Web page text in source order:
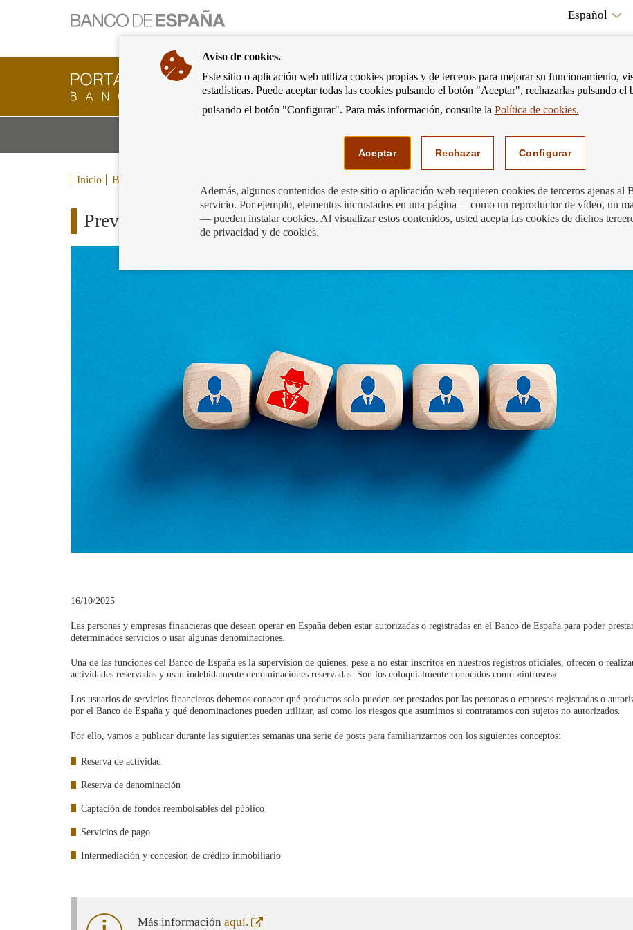
Ir
a
página
de
inicio
del
Español
Cliente
Bancario
Banco
ir
a
Podemos ayudarte Mostrar
menú
Inicio Blog
Prevención y lucha contra el intrusismo financiero
16/10/2025
Las personas y empresas financieras que desean operar en España deben estar autorizadas o registradas en el Banco de España para poder
determinados servicios o usar algunas denominaciones.
Una de las funciones del Banco de España es la supervisión de quienes, pese a no estar inscritos en nuestros registros oficiales, ofrecen o
actividades reservadas y usan indebidamente denominaciones reservadas. Son los coloquialmente conocidos como «intrusos».
Los usuarios de servicios financieros debemos conocer qué productos solo pueden ser prestados por las personas o empresas registradas o
por el Banco de España y qué denominaciones pueden utilizar, así como los riesgos que asumimos si contratamos con sujetos no autorizados.
Por ello, vamos a publicar durante las siguientes semanas una serie de posts para familiarizarnos con los siguientes conceptos:
Reserva de actividad
Reserva de denominación
Captación de fondos reembolsables del público
Servicios de pago
Intermediación y concesión de crédito inmobiliario
Más información aquí.
Abre
Aviso de cookies.
Este sitio o aplicación web utiliza cookies propias y de terceros para mejorar su funcionamiento,
estadísticas. Puede aceptar todas las cookies pulsando el botón "Aceptar", rechazarlas pulsando el
pulsando el botón "Configurar". Para más información, consulte la Política de cookies.
Aceptar Rechazar Configurar
Además, algunos contenidos de este sitio o aplicación web requieren cookies de terceros ajenas al
servicio. Por ejemplo, elementos incrustados en una página —como un reproductor de vídeo, un
— pueden instalar cookies. Al visualizar estos contenidos, usted acepta las cookies de dichos
de privacidad y de cookies.